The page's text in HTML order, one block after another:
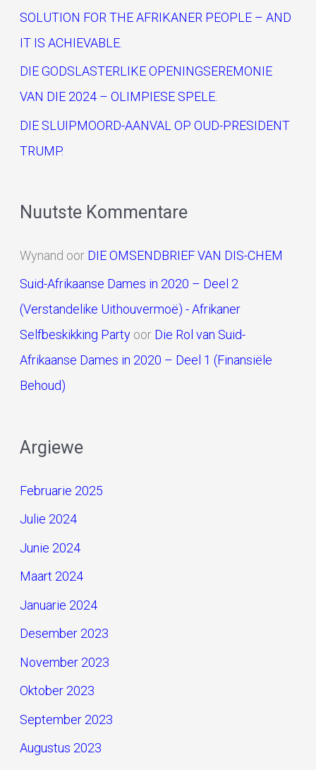
SOLUTION FOR THE AFRIKANER PEOPLE – AND
IT IS ACHIEVABLE.
DIE GODSLASTERLIKE OPENINGSEREMONIE
VAN DIE 2024 – OLIMPIESE SPELE.
DIE SLUIPMOORD-AANVAL OP OUD-PRESIDENT
TRUMP.
Nuutste Kommentare
Wynand oor DIE OMSENDBRIEF VAN DIS-CHEM
Suid-Afrikaanse Dames in 2020 – Deel 2
(Verstandelike Uithouvermoë) - Afrikaner
Selfbeskikking Partyoor Die Rol van Suid-
Afrikaanse Dames in 2020 – Deel 1 (Finansiële
Behoud)
Argiewe
Februarie 2025
Julie 2024
Junie 2024
Maart 2024
Januarie 2024
Desember 2023
November 2023
Oktober 2023
September 2023
Augustus 2023